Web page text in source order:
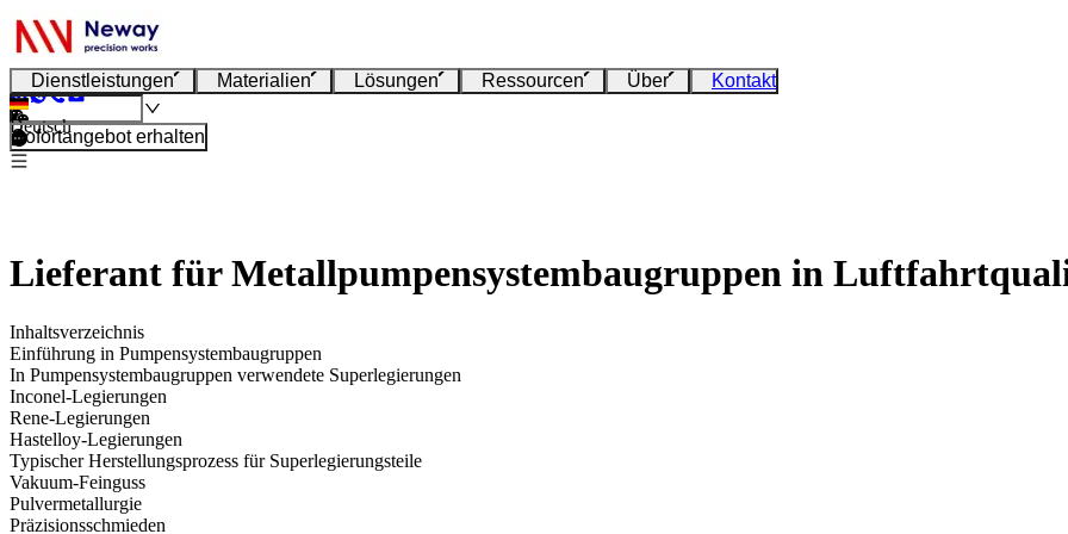
Dienstleistungen Materialien Lösungen Ressourcen Über Kontakt
Deutsch
Sofortangebot erhalten
Lieferant für Metallpumpensystembaugruppen in
Inhaltsverzeichnis
Einführung in Pumpensystembaugruppen
In Pumpensystembaugruppen verwendete Superlegierungen
Inconel-Legierungen
Rene-Legierungen
Hastelloy-Legierungen
Typischer Herstellungsprozess für Superlegierungsteile
Vakuum-Feinguss
Pulvermetallurgie
Präzisionsschmieden